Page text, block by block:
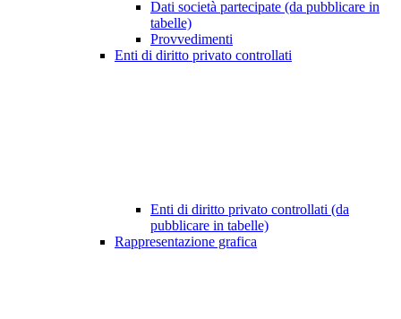
Dati società partecipate (da pubblicare in
tabelle)
Provvedimenti
Enti di diritto privato controllati
Enti di diritto privato controllati (da
pubblicare in tabelle)
Rappresentazione grafica